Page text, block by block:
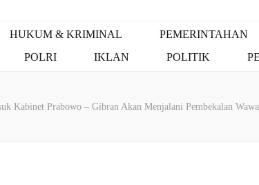
HUKUM & KRIMINAL
PEMERINTAHAN
POLRI IKLAN POLITIK
Kabinet Prabowo – Gibran Akan Menjalani Pembekalan